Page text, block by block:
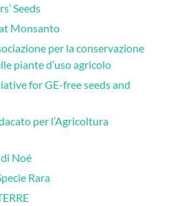
Seeds
Monsanto
per la conservazione
piante d’uso agricolo
for GE-free seeds and
per l’Agricoltura
di Noé
Rara